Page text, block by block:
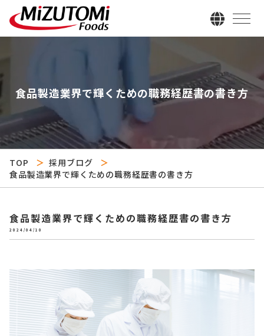
食品製造業界で輝くための職務経歴書の書き方
TOP
採用ブログ
食品製造業界で輝くための職務経歴書の書き方
食品製造業界で輝くための職務経歴書の書き方
2024/04/10